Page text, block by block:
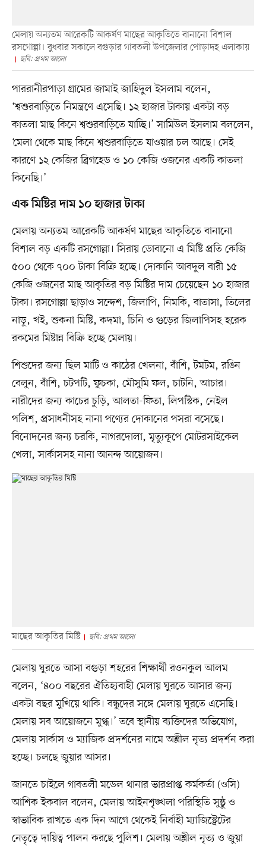
মেলায় অন্যতম আরেকটি আকর্ষণ মাছের আকৃতিতে বানানো বিশাল
রসগোল্লা। বুধবার সকালে বগুড়ার গাবতলী উপজেলার পোড়াদহ এলাকায়
ছবি: প্রথম আলো
পাররানীরপাড়া গ্রামের জামাই জাহিদুল ইসলাম বলেন,
‘শ্বশুরবাড়িতে নিমন্ত্রণে এসেছি। ১২ হাজার টাকায় একটা বড়
কাতলা মাছ কিনে শ্বশুরবাড়িতে যাচ্ছি।’ সামিউল ইসলাম বললেন,
‘মেলা থেকে মাছ কিনে শ্বশুরবাড়িতে যাওয়ার চল আছে। সেই
কারণে ১২ কেজির ব্রিগহেড ও ১০ কেজি ওজনের একটি কাতলা
কিনেছি।’
এক মিষ্টির দাম ১০ হাজার টাকা
মেলায় অন্যতম আরেকটি আকর্ষণ মাছের আকৃতিতে বানানো
বিশাল বড় একটি রসগোল্লা। সিরায় ডোবানো এ মিষ্টি প্রতি কেজি
৫০০ থেকে ৭০০ টাকা বিক্রি হচ্ছে। দোকানি আবদুল বারী ১৫
কেজি ওজনের মাছ আকৃতির বড় মিষ্টির দাম চেয়েছেন ১০ হাজার
টাকা। রসগোল্লা ছাড়াও সন্দেশ, জিলাপি, নিমকি, বাতাসা, তিলের
নাড়ু, খই, শুকনা মিষ্টি, কদমা, চিনি ও গুড়ের জিলাপিসহ হরেক
রকমের মিষ্টান্ন বিক্রি হচ্ছে মেলায়।
শিশুদের জন্য ছিল মাটি ও কাঠের খেলনা, বাঁশি, টমটম, রঙিন
বেলুন, বাঁশি, চটপটি, ফুচকা, মৌসুমি ফল, চাটনি, আচার।
নারীদের জন্য কাচের চুড়ি, আলতা-ফিতা, লিপস্টিক, নেইল
পলিশ, প্রসাধনীসহ নানা পণ্যের দোকানের পসরা বসেছে।
বিনোদনের জন্য চরকি, নাগরদোলা, মৃত্যুকূপে মোটরসাইকেল
খেলা, সার্কাসসহ নানা আনন্দ আয়োজন।
মাছের আকৃতির মিষ্টি ছবি: প্রথম আলো
মেলায় ঘুরতে আসা বগুড়া শহরের শিক্ষার্থী রওনকুল আলম
বলেন, ‘৪০০ বছরের ঐতিহ্যবাহী মেলায় ঘুরতে আসার জন্য
একটা বছর মুখিয়ে থাকি। বন্ধুদের সঙ্গে মেলায় ঘুরতে এসেছি।
মেলায় সব আয়োজনে মুগ্ধ।’ তবে স্থানীয় ব্যক্তিদের অভিযোগ,
মেলায় সার্কাস ও ম্যাজিক প্রদর্শনের নামে অশ্লীল নৃত্য প্রদর্শন করা
হচ্ছে। চলছে জুয়ার আসর।
জানতে চাইলে গাবতলী মডেল থানার ভারপ্রাপ্ত কর্মকর্তা (ওসি)
আশিক ইকবাল বলেন, মেলায় আইনশৃঙ্খলা পরিস্থিতি সুষ্ঠু ও
স্বাভাবিক রাখতে এক দিন আগে থেকেই নির্বাহী ম্যাজিস্ট্রেটের
নেতৃত্বে দায়িত্ব পালন করছে পুলিশ। মেলায় অশ্লীল নৃত্য ও জুয়া